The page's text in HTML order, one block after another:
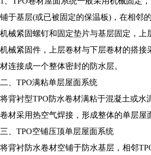
铺于基层(或已被固定的保温板)，在相邻
机械紧固螺钉和固定垫片与基层固定，上
机械紧固件，上层卷材与下层卷材的搭接
材连接成一个整体密封的防水层。
二、TPO满粘单层屋面系统
将背衬型TPO防水卷材满粘于混凝土或水
卷材采用热空气焊接，形成整体的单层屋
三、TPO空铺压顶单层屋面系统
将背衬防水卷材空铺于防水基层，相邻